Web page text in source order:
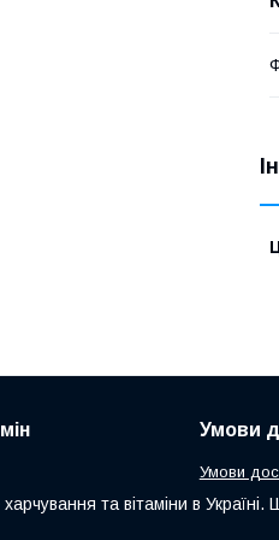
Умови
Умови
та вітаміни в